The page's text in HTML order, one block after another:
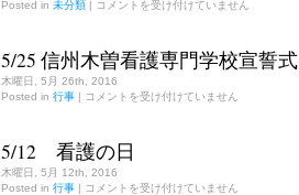
Posted in 未分類 | 5/27
念
日
は
コメントを受け付けていません
5/25 信州木曽看護専門学校宣誓式
木曜日, 5月 26th, 2016
Posted in 行事 | 5/25
曽
看
護
コメントを受け付けていません
5/12 看護の日
木曜日, 5月 12th, 2016
Posted in 行事 | 5/12
コメントを受け付けていません